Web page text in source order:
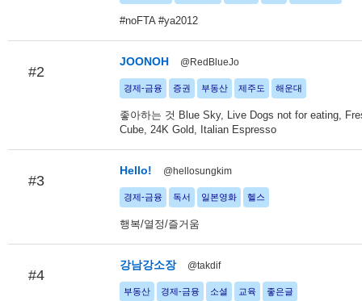
#noFTA #ya2012
#2
JOONOH @RedBlueJo
경제-금융 증권 부동산 제주도 해운대
좋아하는 것 Blue Sky, Live Dogs not for eating,
Cube, 24K Gold, Italian Espresso
#3
Hello! @hellosungkim
경제-금융 독서 일본영화 헬스
행복/열정/즐거움
#4
강남강소장 @takdif
부동산 경제-금융 소셜 교육 좋은글